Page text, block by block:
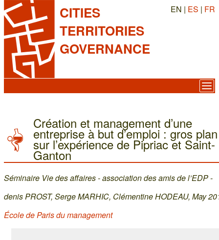
CITIES
TERRITORIES
GOVERNANCE
EN | ES | FR
Création et management d’une
entreprise à but d’emploi : gros plan
sur l’expérience de Pipriac et Saint-
Ganton
Séminaire Vie des affaires - association des amis de l’EDP -
denis PROST, Serge MARHIC, Clémentine HODEAU, May
École de Paris du management